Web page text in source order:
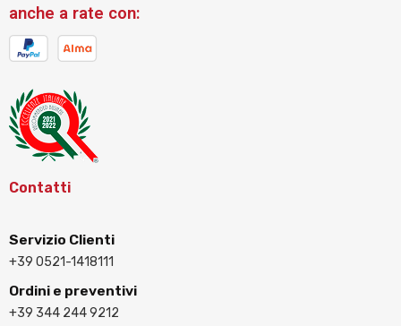
anche a rate con:
Contatti
Servizio Clienti
+39 0521-1418111
Ordini e preventivi
+39 344 244 9212